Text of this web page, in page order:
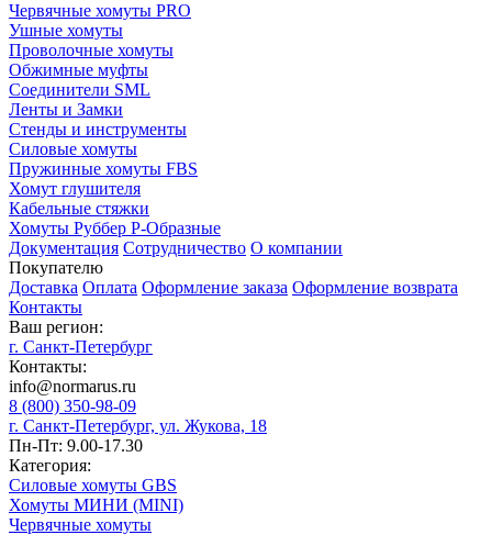
Червячные хомуты PRO
Ушные хомуты
Проволочные хомуты
Обжимные муфты
Соединители SML
Ленты и Замки
Стенды и инструменты
Силовые хомуты
Пружинные хомуты FBS
Хомут глушителя
Кабельные стяжки
Хомуты Руббер Р-Образные
Документация Сотрудничество О компании
Покупателю
Доставка Оплата Оформление заказа Оформление возврата
Контакты
Ваш регион:
г. Санкт-Петербург
Контакты:
info@normarus.ru
8 (800) 350-98-09
г. Санкт-Петербург, ул. Жукова, 18
Пн-Пт: 9.00-17.30
Категория:
Силовые хомуты GBS
Хомуты МИНИ (MINI)
Червячные хомуты